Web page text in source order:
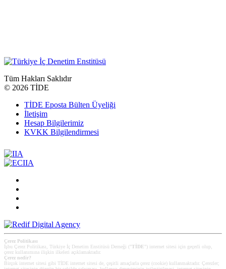
Tüm Hakları Saklıdır
© 2026 TİDE
TİDE Eposta Bülten Üyeliği
İletişim
Hesap Bilgilerimiz
KVKK Bilgilendirmesi
Çerez Politikası
İşbu Çerez Politikası, Türkiye İç Denetim Enstitüsü Derneği (" TİDE ") internet sitesi için geçerli olup,
çerez kullanımına ilişkin ilkeleri açıklamaktadır.
Çerez nedir?
Birçok internet sitesi gibi TİDE internet sitesi de, çeşitli amaçlarla çerez (cookie) kullanmaktadır. Çerezler;